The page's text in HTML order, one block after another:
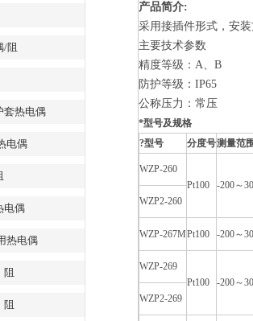
/阻
套热电偶
电偶
电偶
热电偶
阻
阻
产品简介:
采用接插件形式，安
主要技术参数
精度等级：A、B
防护等级：IP65
公称压力：常压
*型号及规格
?型号
分度号测量范
WZP-260
Pt100
-200～
WZP2-260
WZP-267MPt100 -200～
WZP-269
Pt100
-200～
WZP2-269